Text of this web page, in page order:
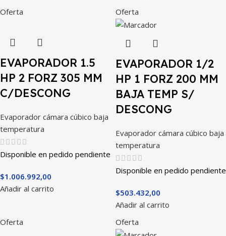
Oferta
EVAPORADOR 1.5
HP 2 FORZ 305 MM
C/DESCONG
Evaporador cámara cúbico baja
temperatura
Disponible en pedido pendiente
$1.006.992,00
Añadir al carrito
Oferta
EVAPORADOR 1/2
HP 1 FORZ 200 MM
BAJA TEMP S/
DESCONG
Evaporador cámara cúbico baja
temperatura
Disponible en pedido pendiente
$503.432,00
Añadir al carrito
Oferta
Oferta